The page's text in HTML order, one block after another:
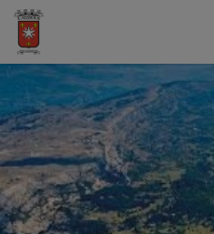
Contenu